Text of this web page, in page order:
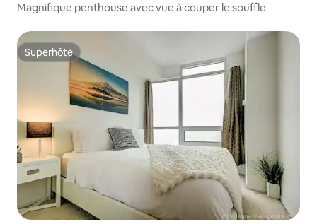
Magnifique penthouse avec vue à couper le souffle
Superhôte
Superhôte